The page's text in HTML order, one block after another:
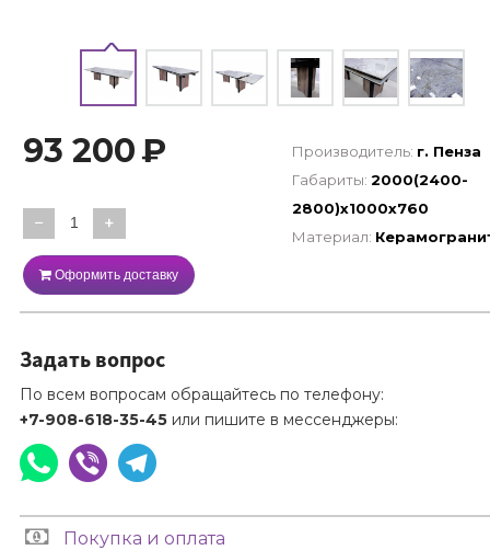
93 200₽
− +
Оформить доставку
Производитель: г. Пенза
Габариты: 2000(2400-
2800)х1000х760
Материал:
Задать вопрос
По всем вопросам обращайтесь по телефону:
+7-908-618-35-45 или пишите в мессенджеры:
Покупка и оплата